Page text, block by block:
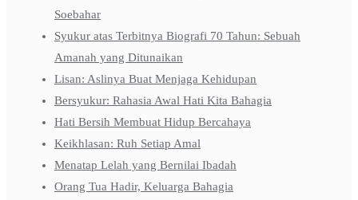
Soebahar
Syukur atas Terbitnya Biografi 70 Tahun: Sebuah
Amanah yang Ditunaikan
Lisan: Aslinya Buat Menjaga Kehidupan
Bersyukur: Rahasia Awal Hati Kita Bahagia
Hati Bersih Membuat Hidup Bercahaya
Keikhlasan: Ruh Setiap Amal
Menatap Lelah yang Bernilai Ibadah
Orang Tua Hadir, Keluarga Bahagia